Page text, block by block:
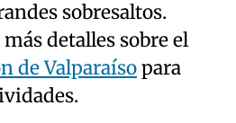
sobresaltos.
detalles sobre el
de Valparaísopara